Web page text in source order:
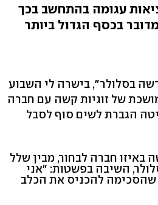
עגומה בהתחשב בכך
בכסף הגדול ביותר
בסלולר", בישרה לי השבוע
של זוגיות קשה עם חברה
הגברת לשים סוף לסבל
חברה לבחור, מבין שלל
השיבה בפשטות: "אני
להכניס את הכלב